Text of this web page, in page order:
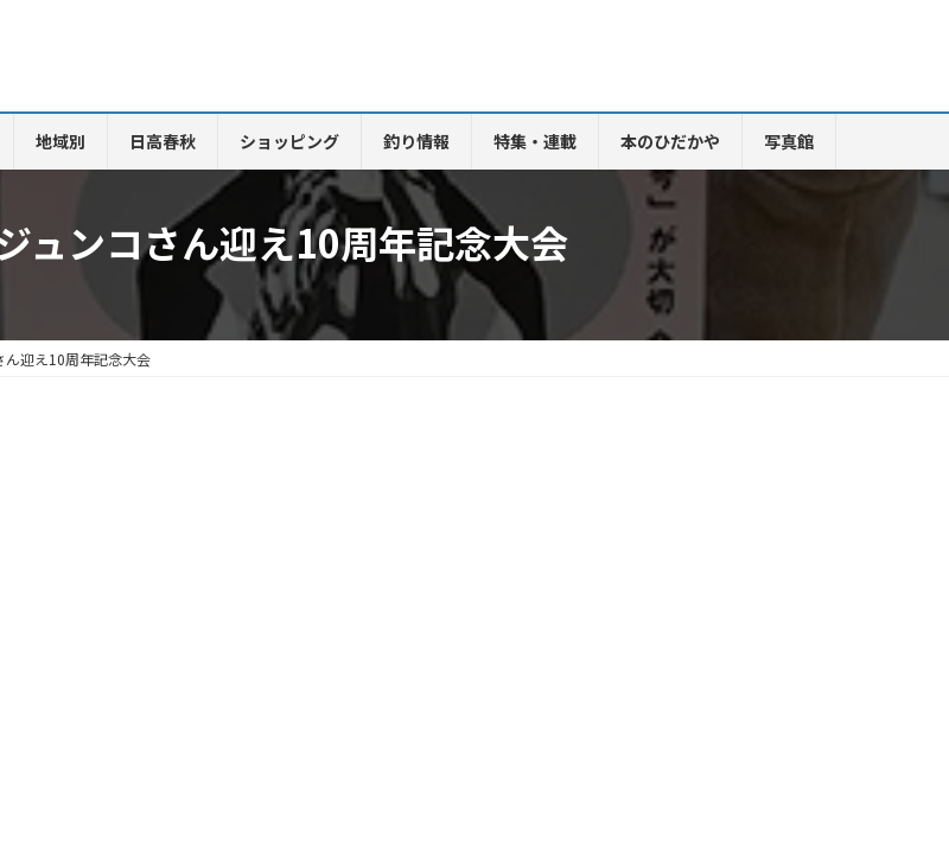
地域別 日高春秋 ショッピング 釣り情報 特集・連載 本のひだかや 写真館
ンコさん迎え10周年記念大会
迎え10周年記念大会